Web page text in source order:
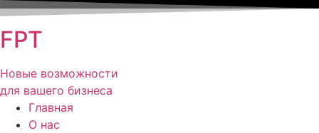
FPT
Новые возможности
для вашего бизнеса
Главная
О нас